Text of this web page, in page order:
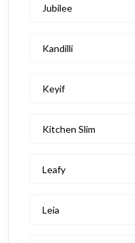
Jubilee
Kandilli
Keyif
Kitchen Slim
Leafy
Leia